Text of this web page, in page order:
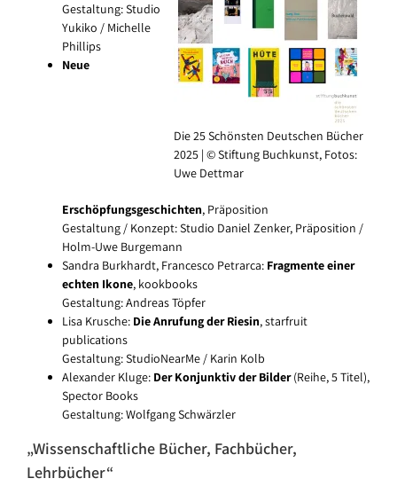
Die 25 Schönsten Deutschen Bücher
2025 | © Stiftung Buchkunst, Fotos:
Uwe Dettmar
Gestaltung: Studio
Yukiko / Michelle
Phillips
Neue
Erschöpfungsgeschichten, Präposition
Gestaltung / Konzept: Studio Daniel Zenker, Präposition /
Holm-Uwe Burgemann
Sandra Burkhardt, Francesco Petrarca: Fragmente einer
echten Ikone, kookbooks
Gestaltung: Andreas Töpfer
Lisa Krusche: Die Anrufung der Riesin, starfruit
publications
Gestaltung: StudioNearMe / Karin Kolb
Alexander Kluge: Der Konjunktiv der Bilder(Reihe, 5 Titel),
Spector Books
Gestaltung: Wolfgang Schwärzler
„Wissenschaftliche Bücher, Fachbücher,
Lehrbücher“